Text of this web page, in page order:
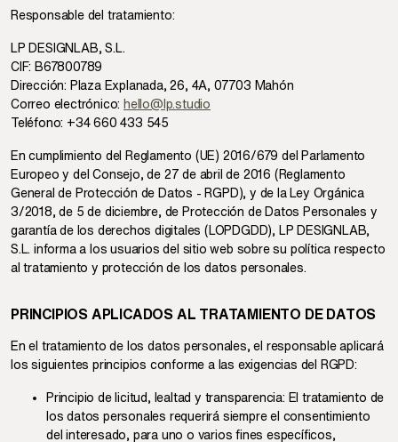
Responsable del tratamiento:
LP DESIGNLAB, S.L.
CIF: B67800789
Dirección: Plaza Explanada, 26, 4A, 07703 Mahón
Correo electrónico: hello@lp.studio
Teléfono: +34 660 433 545
En cumplimiento del Reglamento (UE) 2016/679 del Parlamento
Europeo y del Consejo, de 27 de abril de 2016 (Reglamento
General de Protección de Datos - RGPD), y de la Ley Orgánica
3/2018, de 5 de diciembre, de Protección de Datos Personales y
garantía de los derechos digitales (LOPDGDD), LP DESIGNLAB,
S.L. informa a los usuarios del sitio web sobre su política respecto
al tratamiento y protección de los datos personales.
PRINCIPIOS APLICADOS AL TRATAMIENTO DE DATOS
En el tratamiento de los datos personales, el responsable aplicará
los siguientes principios conforme a las exigencias del RGPD:
Principio de licitud, lealtad y transparencia: El tratamiento de
los datos personales requerirá siempre el consentimiento
del interesado, para uno o varios fines específicos,